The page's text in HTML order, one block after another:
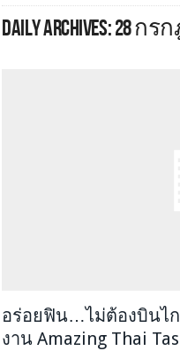
DAILY ARCHIVES:28 กร
อร่อยฟิน…ไม่ต้องบินไก
งาน Amazing Thai